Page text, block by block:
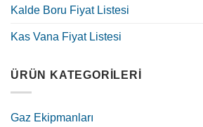
Kalde Boru Fiyat Listesi
Kas Vana Fiyat Listesi
ÜRÜN KATEGORILERI
Gaz Ekipmanları